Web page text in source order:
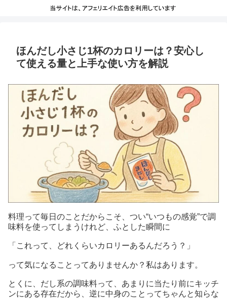
ほんだし小さじ1杯のカロリーは？安心し
て使える量と上手な使い方を解説
料理って毎日のことだからこそ、つい“いつもの感覚”で調
味料を使ってしまうけれど、ふとした瞬間に
「これって、どれくらいカロリーあるんだろう？」
って気になることってありませんか？私はあります。
とくに、だし系の調味料って、あまりに当たり前にキッチ
ンにある存在だから、逆に中身のことってちゃんと知らな